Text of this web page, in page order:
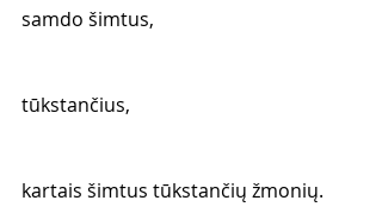
samdo šimtus,
tūkstančius,
kartais šimtus tūkstančių žmonių.